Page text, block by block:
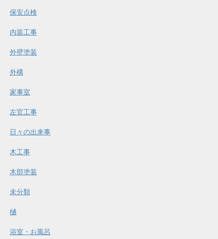
保安点検
内装工事
外壁塗装
外構
家事室
左官工事
日々の出来事
木工事
木部塗装
未分類
樋
浴室・お風呂